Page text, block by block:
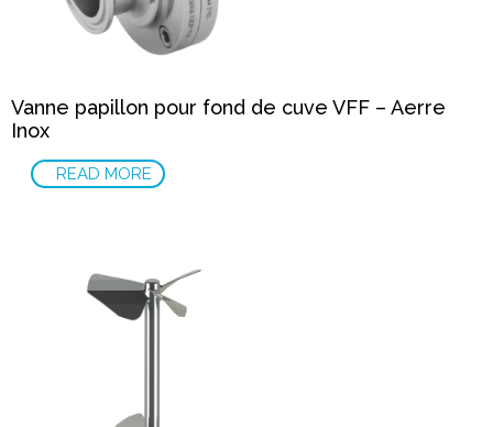
Vanne papillon pour fond de cuve VFF – Aerre
Inox
READ MORE